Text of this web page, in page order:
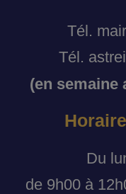
Tél.
Tél.
(en semaine
Du
de 9h00 à